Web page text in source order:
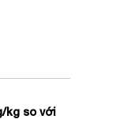
kg so với